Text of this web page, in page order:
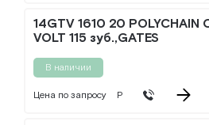
14GTV 1610 20 POLYCHAIN
VOLT 115 зуб.,GATES
В наличии
Цена по запросу Р